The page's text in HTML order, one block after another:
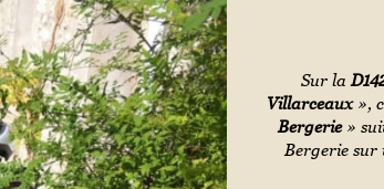
Sur la
Villarceaux»,
Bergerie»
Bergerie sur